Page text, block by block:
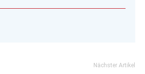
Nächster Artikel